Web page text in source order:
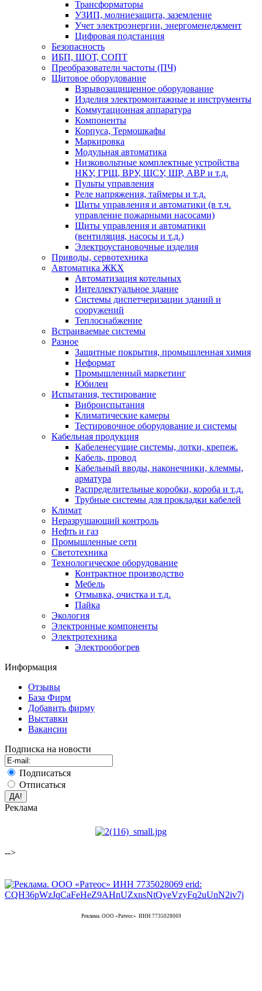
Трансформаторы
УЗИП, молниезащита, заземление
Учет электроэнергии, энергоменеджмент
Цифровая подстанция
Безопасность
ИБП, ШОТ, СОПТ
Преобразователи частоты (ПЧ)
Щитовое оборудование
Взрывозащищенное оборудование
Изделия электромонтажные и инструменты
Коммутационная аппаратура
Компоненты
Корпуса, Термошкафы
Маркировка
Модульная автоматика
Низковольтные комплектные устройства
НКУ, ГРЩ, ВРУ, ЩСУ, ШР, АВР и т.д.
Пульты управления
Реле напряжения, таймеры и т.д.
Щиты управления и автоматики (в т.ч.
управление пожарными насосами)
Щиты управления и автоматики
(вентиляция, насосы и т.д.)
Электроустановочные изделия
Приводы, сервотехника
Автоматика ЖКХ
Автоматизация котельных
Интеллектуальное здание
Системы диспетчеризации зданий и
сооружений
Теплоснабжение
Встраиваемые системы
Разное
Защитные покрытия, промышленная химия
Неформат
Промышленный маркетинг
Юбилеи
Испытания, тестирование
Виброиспытания
Климатические камеры
Тестировочное оборудование и системы
Кабельная продукция
Кабеленесущие системы, лотки, крепеж.
Кабель, провод
Кабельный вводы, наконечники, клеммы,
арматура
Распределительные коробки, короба и т.д.
Трубные системы для прокладки кабелей
Климат
Неразрушающий контроль
Нефть и газ
Промышленные сети
Светотехника
Технологическое оборудование
Контрактное производство
Мебель
Отмывка, очистка и т.д.
Пайка
Экология
Электронные компоненты
Электротехника
Электрообогрев
Информация
Отзывы
База Фирм
Добавить фирму
Выставки
Вакансии
Подписка на новости
Подписаться
Отписаться
Реклама
-->
Реклама. ООО «Ратеос» ИНН 7735028069